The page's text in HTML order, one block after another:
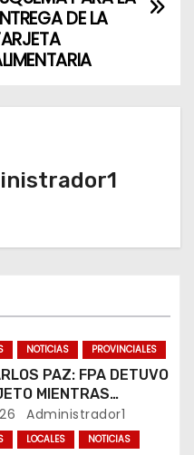
DE LA
NOTICIAS PROVINCIALES
PAZ: FPA DETUVO
MIENTRAS
COCAÍNA Y
EN UNA PLAZA
Administrador1
LOCALES NOTICIAS